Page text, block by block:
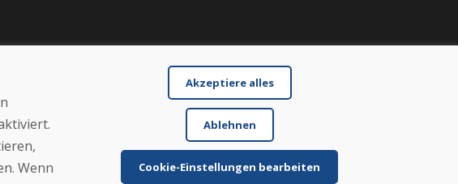
Wenn
Akzeptiere alles
Ablehnen
Cookie-Einstellungen bearbeiten